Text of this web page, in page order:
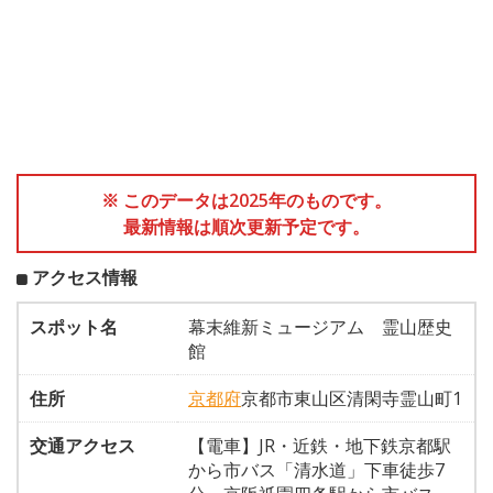
※ このデータは2025年のものです。
最新情報は順次更新予定です。
アクセス情報
スポット名
幕末維新ミュージアム 霊山歴史
館
住所
京都府京都市東山区清閑寺霊山町1
交通アクセス
【電車】JR・近鉄・地下鉄京都駅
から市バス「清水道」下車徒歩7